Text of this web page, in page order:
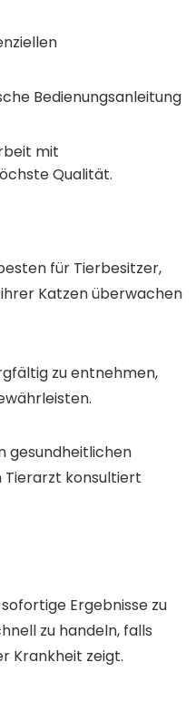
Bedienungsanleitung
mit
Qualität.
für Tierbesitzer,
Katzen überwachen
zu entnehmen,
gesundheitlichen
Tierarzt konsultiert
Ergebnisse zu
zu handeln, falls
Krankheit zeigt.